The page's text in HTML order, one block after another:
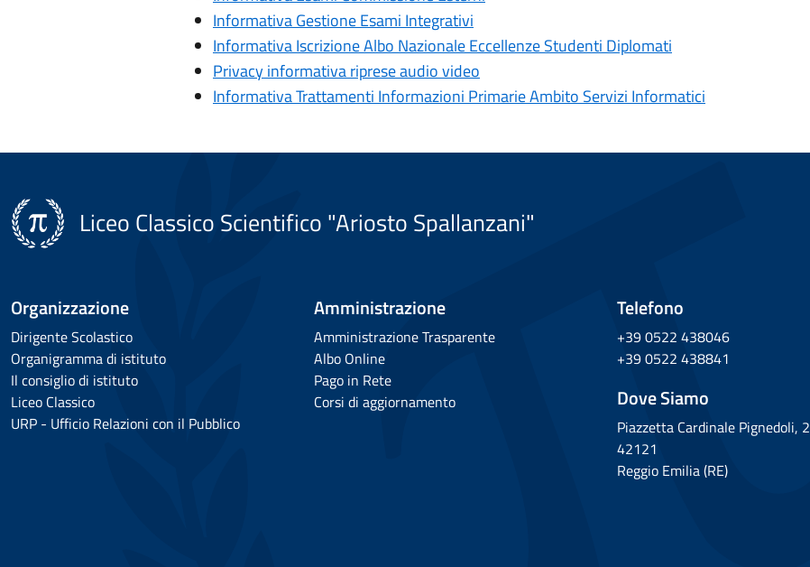
Informativa Gestione Esami Integrativi
Informativa Iscrizione Albo Nazionale Eccellenze Studenti Diplomati
Privacy informativa riprese audio video
Informativa Trattamenti Informazioni Primarie Ambito Servizi Informatici
Liceo Classico Scientifico "Ariosto Spallanzani"
Organizzazione
Dirigente Scolastico
Organigramma di istituto
Il consiglio di istituto
Liceo Classico
URP - Ufficio Relazioni con il Pubblico
Amministrazione
Amministrazione Trasparente
Albo Online
Pago in Rete
Corsi di aggiornamento
Telefono
+39 0522 438046
+39 0522 438841
Dove Siamo
Piazzetta Cardinale Pignedoli, 2
42121
Reggio Emilia (RE)